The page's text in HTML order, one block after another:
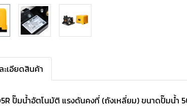
ะเอียดสินค้า
ปั๊มน้ำอัตโนมัติ แรงดันคงที่ (ถังเหลี่ยม) ขนาดปั๊มน้ำ